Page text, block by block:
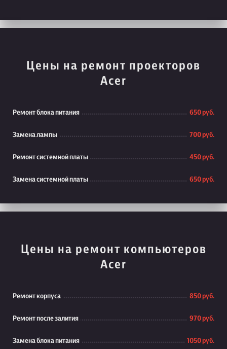
Цены на ремонт проекторов
Acer
Ремонт блока питания 650 руб.
Замена лампы 700 руб.
Ремонт системной платы 450 руб.
Замена системной платы 650 руб.
Цены на ремонт компьютеров
Acer
Ремонт корпуса 850 руб.
Ремонт после залития 970 руб.
Замена блока питания 1050 руб.